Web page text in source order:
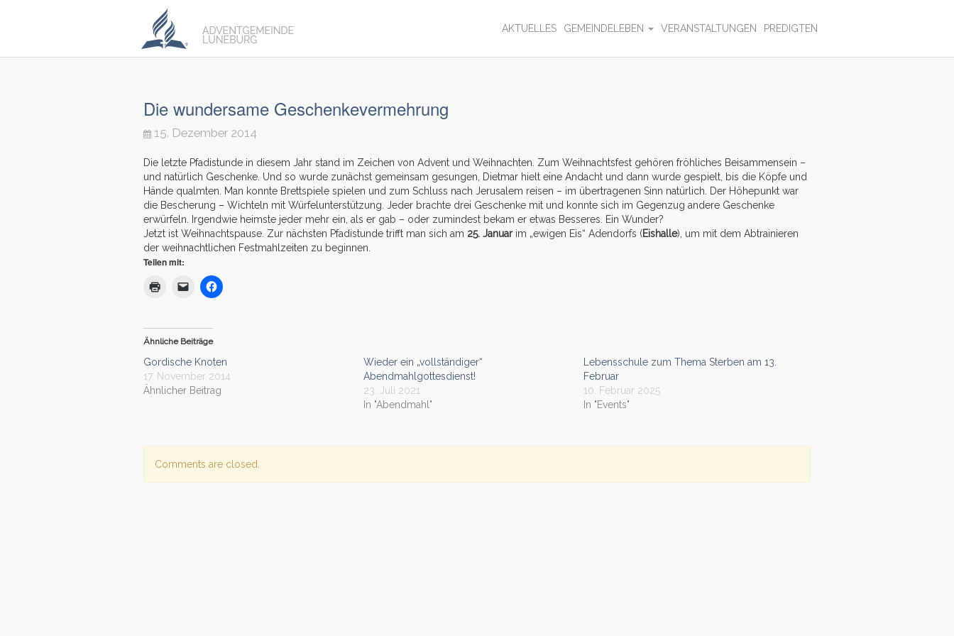
AKTUELLES GEMEINDELEBEN VERANSTALTUNGEN PREDIGTEN
Die wundersame Geschenkevermehrung
15. Dezember 2014
Die letzte Pfadistunde in diesem Jahr stand im Zeichen von Advent und Weihnachten. Zum Weihnachtsfest gehören fröhliches Beisammensein –
und natürlich Geschenke. Und so wurde zunächst gemeinsam gesungen, Dietmar hielt eine Andacht und dann wurde gespielt, bis die Köpfe und
Hände qualmten. Man konnte Brettspiele spielen und zum Schluss nach Jerusalem reisen – im übertragenen Sinn natürlich. Der Höhepunkt war
die Bescherung – Wichteln mit Würfelunterstützung. Jeder brachte drei Geschenke mit und konnte sich im Gegenzug andere Geschenke
erwürfeln. Irgendwie heimste jeder mehr ein, als er gab – oder zumindest bekam er etwas Besseres. Ein Wunder?
Jetzt ist Weihnachtspause. Zur nächsten Pfadistunde trifft man sich am 25. Januarim „ewigen Eis“ Adendorfs (Eishalle), um mit dem Abtrainieren
der weihnachtlichen Festmahlzeiten zu beginnen.
Teilen mit:
Ähnliche Beiträge
Gordische Knoten
17. November 2014
Ähnlicher Beitrag
Wieder ein „vollständiger“
Abendmahlgottesdienst!
23. Juli 2021
In "Abendmahl"
Lebensschule zum Thema Sterben am 13.
Februar
10. Februar 2025
In "Events"
Comments are closed.